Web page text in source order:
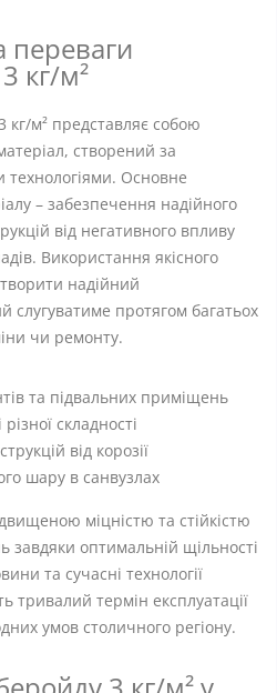
переваги
кг/м²
кг/м² представляє собою
створений за
Основне
– забезпечення надійного
від негативного впливу
Використання якісного
надійний
слугуватиме протягом багатьох
чи ремонту.
та підвальних приміщень
складності
від корозії
шару в санвузлах
міцністю та стійкістю
оптимальній щільності
та сучасні технології
тривалий термін експлуатації
умов столичного регіону.